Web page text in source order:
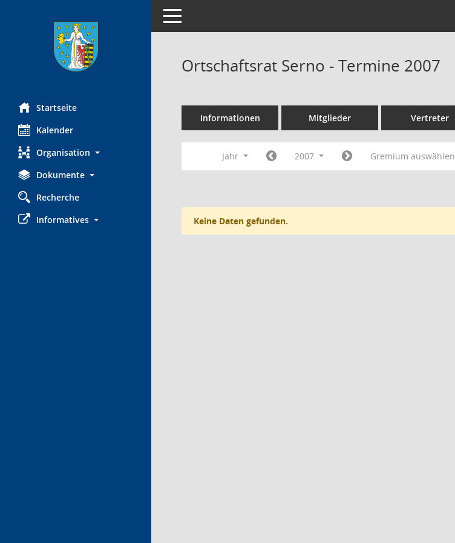
Startseite
Kalender
Organisation
Dokumente
Recherche
Informatives
Toggle navigation
Ortschaftsrat Serno - Termine 2007
Informationen Mitglieder Vertreter
Jahr 2007 Gremium auswählen
Keine Daten gefunden.